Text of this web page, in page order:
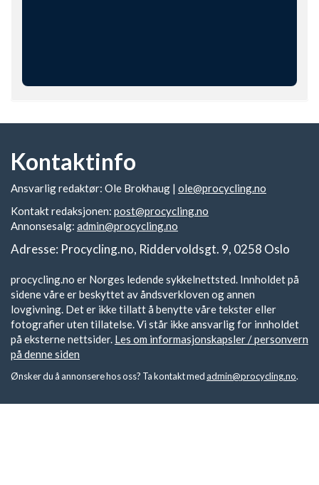
Kontaktinfo
Ansvarlig redaktør: Ole Brokhaug | ole@procycling.no
Kontakt redaksjonen: post@procycling.no
Annonsesalg: admin@procycling.no
Adresse: Procycling.no, Riddervoldsgt. 9, 0258 Oslo
procycling.no er Norges ledende sykkelnettsted. Innholdet på
sidene våre er beskyttet av åndsverkloven og annen
lovgivning. Det er ikke tillatt å benytte våre tekster eller
fotografier uten tillatelse. Vi står ikke ansvarlig for innholdet
på eksterne nettsider. Les om informasjonskapsler / personvern
på denne siden
Ønsker du å annonsere hos oss? Ta kontakt medadmin@procycling.no.